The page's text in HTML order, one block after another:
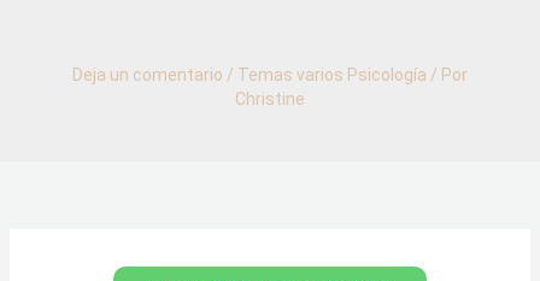
Deja un comentario / Temas varios Psicología / Por
Christine